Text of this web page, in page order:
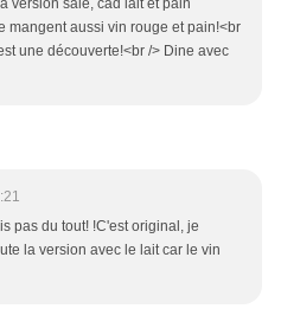
version salé, càd lait et pain
mangent aussi vin rouge et pain!<br
une découverte!<br /> Dine avec
pas du tout! !C'est original, je
la version avec le lait car le vin